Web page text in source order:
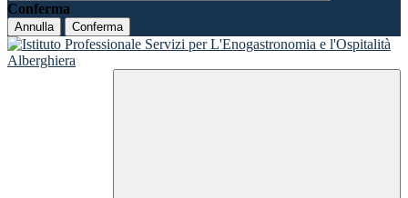
Conferma
Annulla Conferma